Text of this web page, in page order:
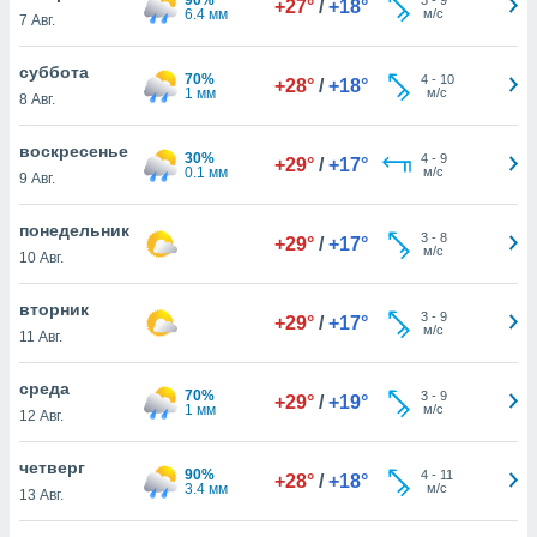
действия
рекламу
нашей
cookie
cookie
в
нашего
7 Авг.
6.4 мм
+27° / +18°
м/с
суббота
8 Авг.
70%
1 мм
+28° / +18° 4- 10
м/с
воскресенье
9 Авг.
30%
0.1 мм
+29° / +17° 4- 9
м/с
понедельник
10 Авг.
+29° / +17° 3- 8
м/с
вторник
11 Авг.
+29° / +17° 3- 9
м/с
среда
12 Авг.
70%
1 мм
+29° / +19° 3- 9
м/с
четверг
13 Авг.
90%
3.4 мм
+28° / +18° 4- 11
м/с